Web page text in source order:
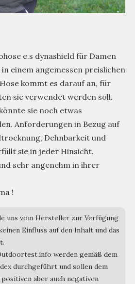
e.s dynashield für Damen
einem angemessen preislichen
kommt es darauf an, für
sie verwendet werden soll.
sie noch etwas
Anforderungen in Bezug auf
Dehnbarkeit und
sie in jeder Hinsicht.
sehr angenehm in ihrer
!
uns vom Hersteller zur Verfügung
Einfluss auf den Inhalt und das
werden gemäß dem
durchgeführt und sollen dem
aber auch negativen